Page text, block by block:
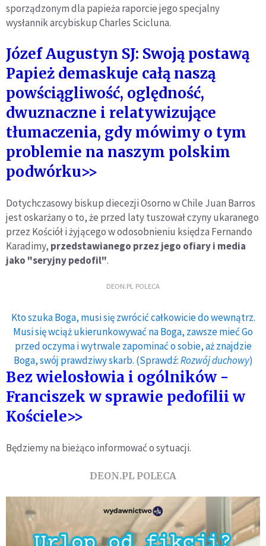
sporządzonym dla papieża raporcie jego specjalny
wysłannik arcybiskup Charles Scicluna.
Józef Augustyn SJ: Swoją postawą
Papież demaskuje całą naszą
powściągliwość, oględność,
dwuznaczne i relatywizujące
tłumaczenia, gdy mówimy o tym
problemie na naszym polskim
podwórku>>
Dotychczasowy biskup diecezji Osorno w Chile Juan Barros
jest oskarżany o to, że przed laty tuszował czyny ukaranego
przez Kościół i żyjącego w odosobnieniu księdza Fernando
Karadimy, przedstawianego przez jego ofiary i media
jako "seryjny pedofil".
DEON.PL POLECA
Kto szuka Boga, musi się zwrócić całkowicie do wewnątrz.
Musi się wciąż ukierunkowywać na Boga, zawsze mieć Go
przed oczyma i wytrwale zapominać o sobie, aż znajdzie
Boga, swój prawdziwy skarb. (Sprawdź:Rozwój duchowy)
Bez wielosłowia i ogólników -
Franciszek w sprawie pedofilii w
Kościele>>
Będziemy na bieżąco informować o sytuacji.
DEON.PL POLECA